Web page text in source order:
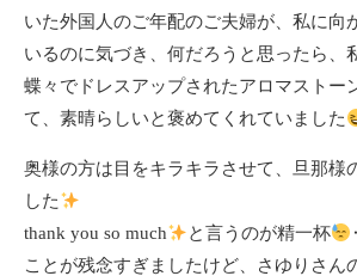
いた外国人のご年配のご夫婦が、私に向
いるのに気づき、何だろうと思ったら、
蝶々でドレスアップされたアロマストー
て、素晴らしいと褒めてくれていました
奥様の方は目をキラキラさせて、旦那様
した
thank you so much
と言うのが精一杯
ことが残念すぎましたけど、さゆりさん